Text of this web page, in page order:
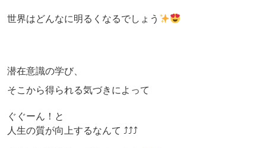
世界はどんなに明るくなるでしょう
潜在意識の学び、
そこから得られる気づきによって
ぐぐーん！と
人生の質が向上するなんて ⤴⤴⤴